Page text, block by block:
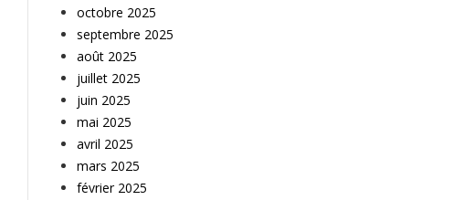
octobre 2025
septembre 2025
août 2025
juillet 2025
juin 2025
mai 2025
avril 2025
mars 2025
février 2025